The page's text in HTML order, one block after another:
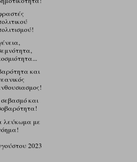
και
και
λεύκωμα με
2023